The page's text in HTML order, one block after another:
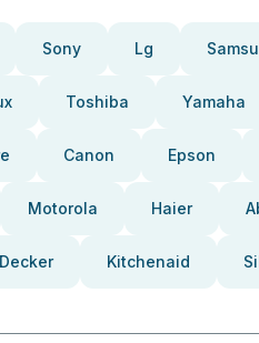
Sony Lg
Toshiba Yamaha
Canon Epson
Motorola Haier
Kitchenaid